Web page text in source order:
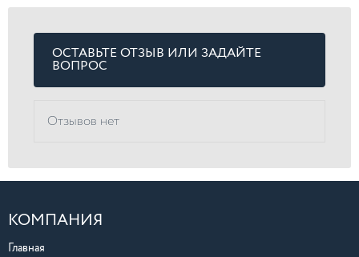
ОСТАВЬТЕ ОТЗЫВ ИЛИ ЗАДАЙТЕ
ВОПРОС
Отзывов нет
КОМПАНИЯ
Главная